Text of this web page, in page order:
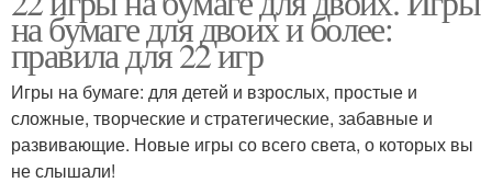
на бумаге для двоих и более:
правила для 22 игр
Игры на бумаге: для детей и взрослых, простые и
сложные, творческие и стратегические, забавные и
развивающие. Новые игры со всего света, о которых вы
не слышали!